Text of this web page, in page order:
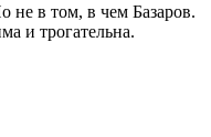
в том, в чем Базаров.
и трогательна.